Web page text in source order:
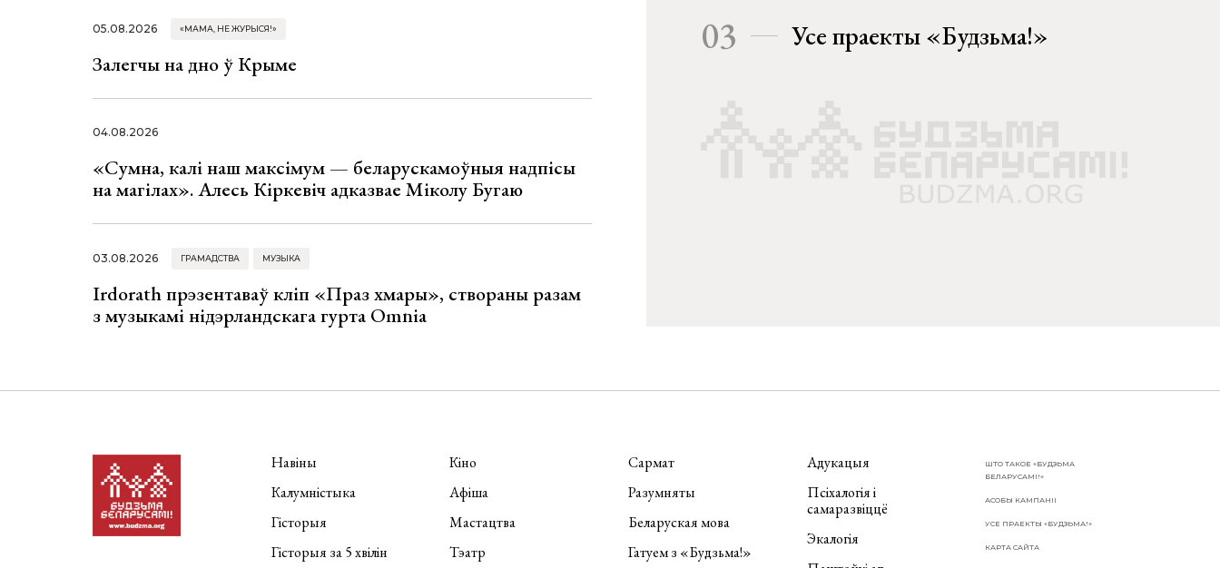
05.08.2026 «МАМА, НЕ ЖУРЫСЯ!»
Залегчы на дно ў Крыме
04.08.2026
«Сумна, калі наш максімум — беларускамоўныя надпісы
на магілах». Алесь Кіркевіч адказвае Міколу Бугаю
03.08.2026 ГРАМАДСТВА МУЗЫКА
Irdorath прэзентаваў кліп «Праз хмары», створаны разам
з музыкамі нідэрландскага гурта Omnia
03 Усе праекты «Будзьма!»
Навіны
Калумністыка
Гісторыя
Гісторыя за 5 хвілін
Кіно
Афіша
Мастацтва
Тэатр
Сармат
Разумняты
Беларуская мова
Гатуем з «Будзьма!»
Адукацыя
Псіхалогія і
самаразвіццё
Экалогія
ШТО ТАКОЕ «БУДЗЬМА
БЕЛАРУСАМІ!»
АСОБЫ КАМПАНІІ
УСЕ ПРАЕКТЫ «БУДЗЬМА!»
КАРТА САЙТА